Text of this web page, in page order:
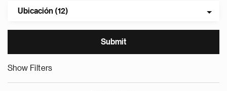
Ubicación (12)
Show Filters